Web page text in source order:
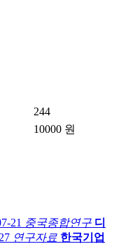
244
10000 원
21 중국종합연구 디
연구자료 한국기업